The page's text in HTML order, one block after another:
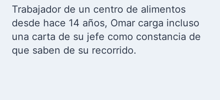
Trabajador de un centro de alimentos
desde hace 14 años, Omar carga incluso
una carta de su jefe como constancia de
que saben de su recorrido.